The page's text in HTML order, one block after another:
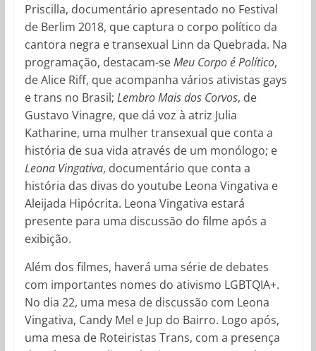
Priscilla, documentário apresentado no Festival
de Berlim 2018, que captura o corpo político da
cantora negra e transexual Linn da Quebrada. Na
programação, destacam-seMeu Corpo é Político,
de Alice Riff, que acompanha vários ativistas gays
e trans no Brasil; Lembro Mais dos Corvos, de
Gustavo Vinagre, que dá voz à atriz Julia
Katharine, uma mulher transexual que conta a
história de sua vida através de um monólogo; e
Leona Vingativa, documentário que conta a
história das divas do youtube Leona Vingativa e
Aleijada Hipócrita. Leona Vingativa estará
presente para uma discussão do filme após a
exibição.
Além dos filmes, haverá uma série de debates
com importantes nomes do ativismo LGBTQIA+.
No dia 22, uma mesa de discussão com Leona
Vingativa, Candy Mel e Jup do Bairro. Logo após,
uma mesa de Roteiristas Trans, com a presença